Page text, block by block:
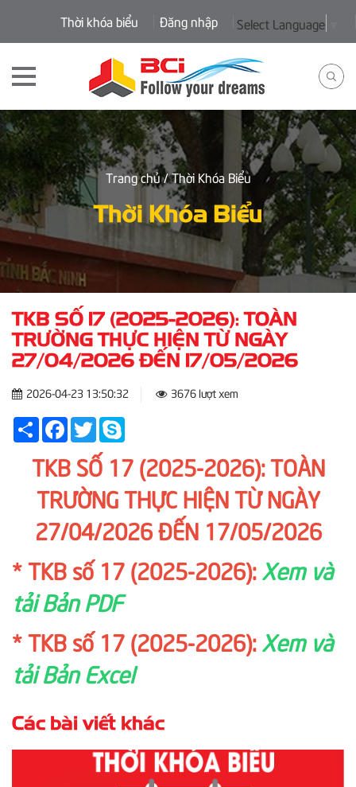
Thời khóa biểu Đăng nhập Select Language
Trang chủ/ Thời Khóa Biểu
Thời Khóa Biểu
TKB SỐ 17 (2025-2026): TOÀN
TRƯỜNG THỰC HIỆN TỪ NGÀY
27/04/2026 ĐẾN 17/05/2026
2026-04-23 13:50:32 3676 lượt xem
ShareFacebook
Twitter
TKB SỐ 17 (2025-2026): TOÀN
TRƯỜNG THỰC HIỆN TỪ NGÀY
27/04/2026 ĐẾN 17/05/2026
* TKB số 17 (2025-2026): Xem và
tải Bản PDF
* TKB số 17 (2025-2026): Xem và
tải Bản Excel
Các bài viết khác